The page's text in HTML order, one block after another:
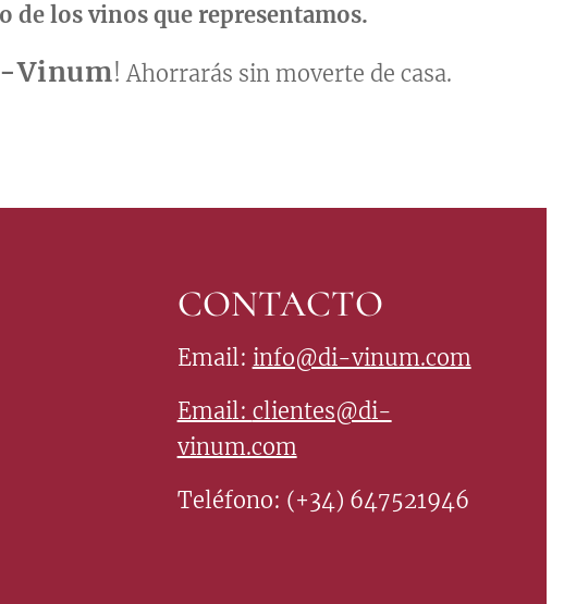
los vinos que representamos.
Vinum! Ahorrarás sin moverte de casa.
CONTACTO
Email: info@di-vinum.com
Email: clientes@di-
vinum.com
Teléfono: (+34) 647521946